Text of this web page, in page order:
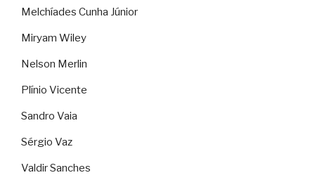
Melchíades Cunha Júnior
Miryam Wiley
Nelson Merlin
Plínio Vicente
Sandro Vaia
Sérgio Vaz
Valdir Sanches